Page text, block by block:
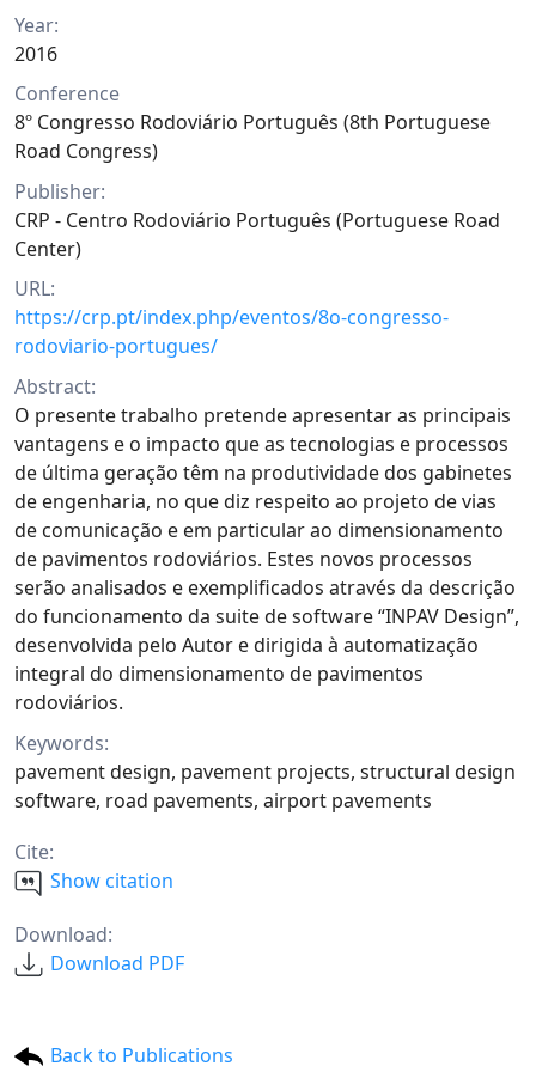
Year:
2016
Conference
8º Congresso Rodoviário Português (8th Portuguese
Road Congress)
Publisher:
CRP - Centro Rodoviário Português (Portuguese Road
Center)
URL:
https://crp.pt/index.php/eventos/8o-congresso-
rodoviario-portugues/
Abstract:
O presente trabalho pretende apresentar as principais
vantagens e o impacto que as tecnologias e processos
de última geração têm na produtividade dos gabinetes
de engenharia, no que diz respeito ao projeto de vias
de comunicação e em particular ao dimensionamento
de pavimentos rodoviários. Estes novos processos
serão analisados e exemplificados através da descrição
do funcionamento da suite de software “INPAV Design”,
desenvolvida pelo Autor e dirigida à automatização
integral do dimensionamento de pavimentos
rodoviários.
Keywords:
pavement design, pavement projects, structural design
software, road pavements, airport pavements
Cite:
Show citation
Download:
Download PDF
Back to Publications